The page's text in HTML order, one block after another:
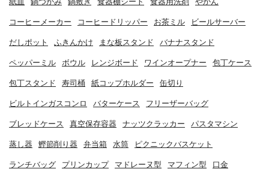
コーヒーメーカー コーヒードリッパー お茶ミル ビールサーバー
だしポット ふきんかけ まな板スタンド バナナスタンド
ペッパーミル ボウル レンジボード ワインオープナー 包丁ケース
包丁スタンド 寿司桶 紙コップホルダー 缶切り
ビルトインガスコンロ バターケース フリーザーバッグ
ブレッドケース 真空保存容器 ナッツクラッカー パスタマシン
蒸し器 鰹節削り器 弁当箱 水筒 ピクニックバスケット
ランチバッグ プリンカップ マドレーヌ型 マフィン型 口金